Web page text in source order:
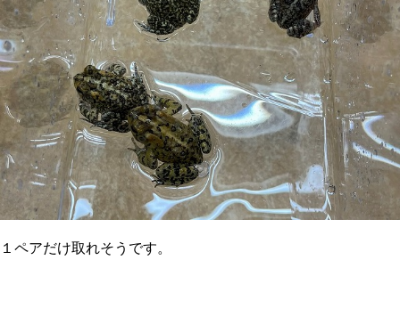
１ペアだけ取れそうです。